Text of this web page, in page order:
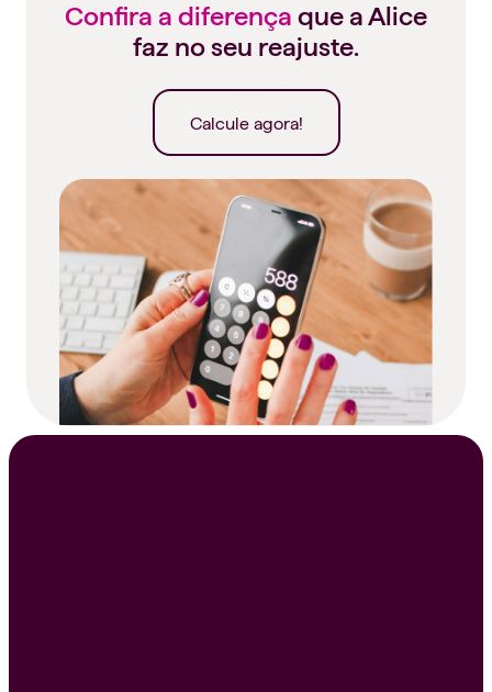
Confira a diferença que a Alice
faz no seu reajuste.
Calcule agora!